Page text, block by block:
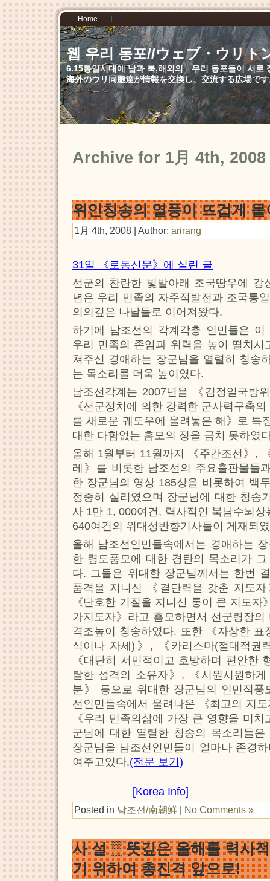
Home
웹 우리 동포//ウェブ・ウリト
6.15통일시대에 남과 북,해외의 우리 동포들이 서로
海外のウリ同胞達が情報を交換し、交流する広場で
Archive for 1月 4th, 2008
위인칭송의 열풍이 뜨겁게
1月 4th, 2008 | Author: arirang
31일 《로동신문》에 실린 글
선군의 찬란한 빛발아래 조국땅우에 강
년은 우리 민족의 자주적발전과 조국통
의의깊은 나날들로 이어져왔다.
하기에 남조선의 각계각층 인민들은
우리 민족의 존엄과 위력을 높이 떨치
쳐주신 경애하는 장군님을 열렬히 칭송
는 목소리를 더욱 높이였다.
남조선각계는 2007년을 《김정일국방
《선군정치에 의한 강력한 군사력구축
를 새로운 궤도우에 올려놓은 해》로 특
대한 다함없는 흠모의 정을 금치 못하였
올해 1월부터 11월까지 《주간조선》,
레》를 비롯한 남조선의 주요출판물들
한 장군님의 영상 185상을 비롯하여 백
정중히 실리였으며 장군님에 대한 칭송
사 1만 1, 000여건, 력사적인 북남수뇌
640여건의 위대성반향기사들이 게재되
올해 남조선인민들속에서는 경애하는
한 령도풍모에 대한 경탄의 목소리가
다. 그들은 위대한 장군님께서는 한번
품격을 지니신 《결단력을 갖춘 지도
《단호한 기질을 지니신 통이 큰 지도
가지도자》라고 흠모하면서 선군령장
격조높이 칭송하였다. 또한 《자상한
식이나 자세)》, 《카리스마(절대적권
《대단히 서민적이고 호방하며 편안한
탈한 성격의 소유자》, 《시원시원하
분》 등으로 위대한 장군님의 인민적풍
선인민들속에서 울려나온 《최고의 지
《우리 민족의삶에 가장 큰 영향을 미
군님에 대한 열렬한 칭송의 목소리들
장군님을 남조선인민들이 얼마나 존경
여주고있다.(전문 보기)
[Korea Info]
Posted in 남조선/南朝鮮 | No Comments »
사 설 ▒ 뜻깊은 올해를 력사
기 위하여 총진격 앞으로!